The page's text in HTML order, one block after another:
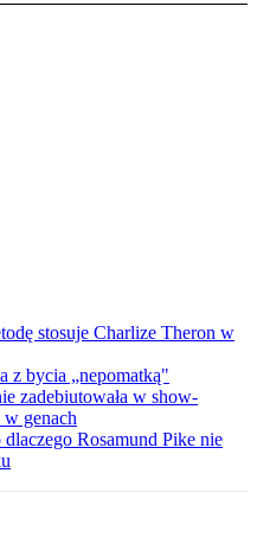
stosuje Charlize Theron w
z bycia „nepomatką"
zadebiutowała w show-
genach
Rosamund Pike nie